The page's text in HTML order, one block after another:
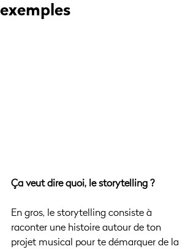
exemples
Ça veut dire quoi, le storytelling ?
En gros, le storytelling consiste à
raconter une histoire autour de ton
projet musical pour te démarquer de la